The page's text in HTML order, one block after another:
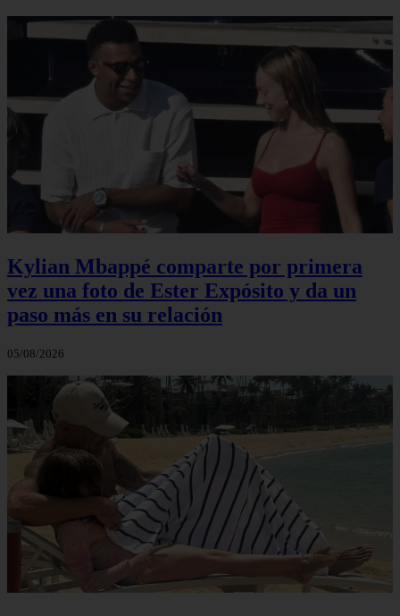
Kylian Mbappé comparte por primera
vez una foto de Ester Expósito y da un
paso más en su relación
05/08/2026